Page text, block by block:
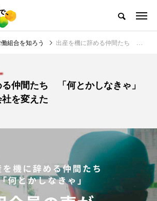
組合を知ろう 出産を機に辞める仲間たち 「何とかしなきゃ」組合員の声が会社を変えた
仲間たち 「何とかしなきゃ」
を変えた